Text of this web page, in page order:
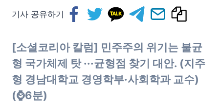
기사 공유하기
[소셜코리아 칼럼] 민주주의 위기는 불균
형 국가체제 탓 ···균형점 찾기 대안. (지주
형 경남대학교 경영학부·사회학과 교수)
(⌚6분)